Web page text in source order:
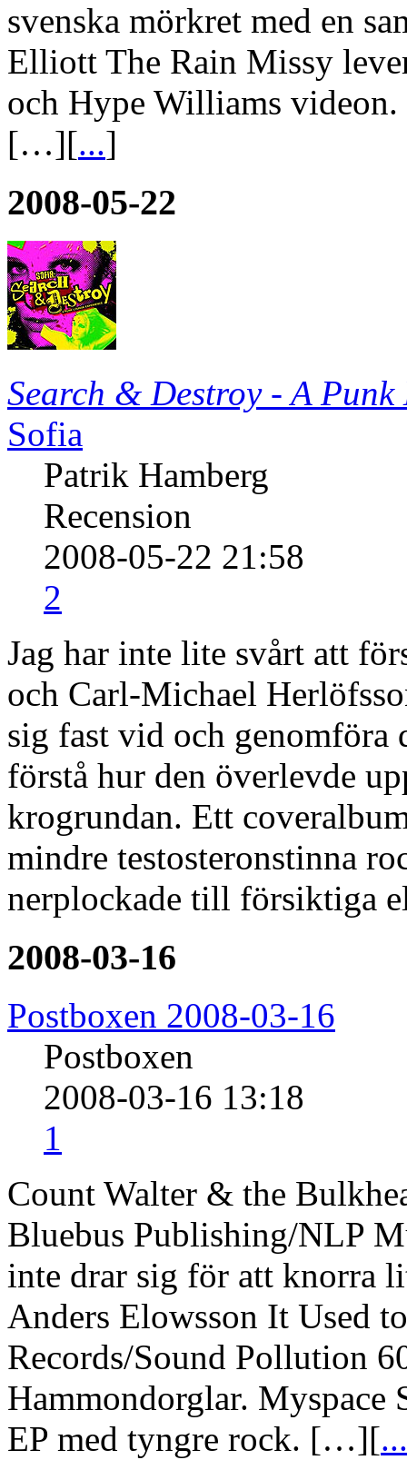
svenska mörkret med en
Elliott The Rain Missy
och Hype Williams videon.
[…][...]
2008-05-22
Search & Destroy - A Punk
Sofia
Patrik Hamberg
Recension
2008-05-22 21:58
2
Jag har inte lite svårt att
och Carl-Michael
sig fast vid och
förstå hur den överlevde
krogrundan. Ett
mindre testosteronstinna
nerplockade till försiktiga
2008-03-16
Postboxen 2008-03-16
Postboxen
2008-03-16 13:18
1
Count Walter & the
Bluebus Publishing/NLP
inte drar sig för att knorra
Anders Elowsson It Used
Records/Sound Pollution
Hammondorglar. Myspace
EP med tyngre rock. […][...